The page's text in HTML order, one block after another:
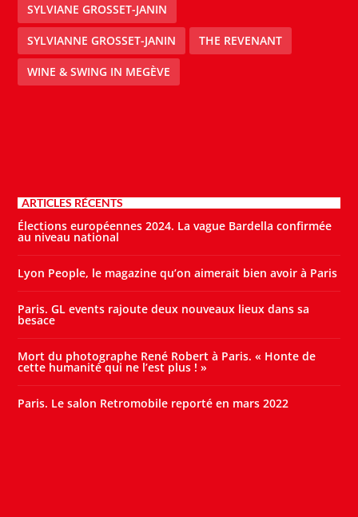
SYLVIANE GROSSET-JANIN
SYLVIANNE GROSSET-JANIN THE REVENANT
WINE & SWING IN MEGÈVE
ARTICLES RÉCENTS
Élections européennes 2024. La vague Bardella confirmée
au niveau national
Lyon People, le magazine qu’on aimerait bien avoir à Paris
Paris. GL events rajoute deux nouveaux lieux dans sa
besace
Mort du photographe René Robert à Paris. « Honte de
cette humanité qui ne l’est plus ! »
Paris. Le salon Retromobile reporté en mars 2022